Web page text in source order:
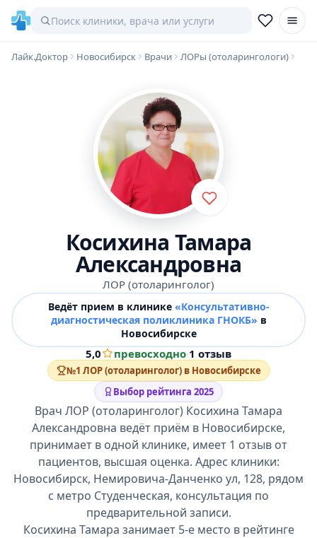
Лайк.Доктор Новосибирск Врачи ЛОРы (отоларингологи)
Косихина Тамара
Александровна
ЛОР (отоларинголог)
Ведёт прием в клинике «Консультативно-
диагностическая поликлиника ГНОКБ» в
Новосибирске
5,0 превосходно·1 отзыв
№1 ЛОР (отоларинголог) в Новосибирске
Выбор рейтинга 2025
Врач ЛОР (отоларинголог) Косихина Тамара
Александровна ведёт приём в Новосибирске,
принимает в одной клинике, имеет 1 отзыв от
пациентов, высшая оценка. Адрес клиники:
Новосибирск, Немировича-Данченко ул, 128, рядом
с метро Студенческая, консультация по
предварительной записи.
Косихина Тамара занимает 5-е место в рейтинге